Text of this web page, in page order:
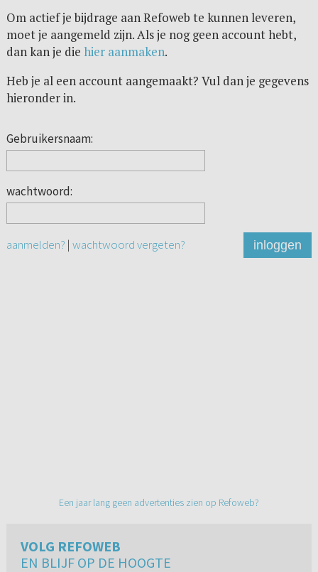
Om actief je bijdrage aan Refoweb te kunnen leveren,
moet je aangemeld zijn. Als je nog geen account hebt,
dan kan je die hier aanmaken.
Heb je al een account aangemaakt? Vul dan je gegevens
hieronder in.
Gebruikersnaam:
wachtwoord:
aanmelden? | wachtwoord vergeten? inloggen
Een jaar lang geen advertenties zien op Refoweb?
VOLG REFOWEB
EN BLIJF OP DE HOOGTE